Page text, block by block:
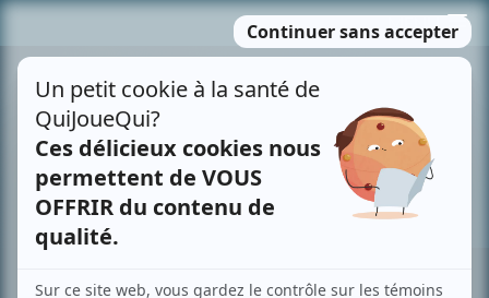
MENU
contenu
Recherche avancée »